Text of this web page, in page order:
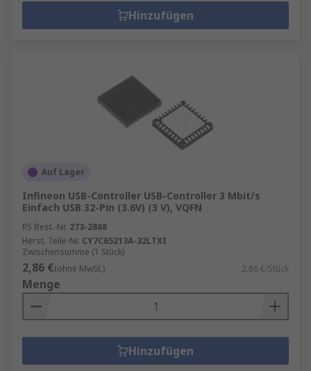
Hinzufügen
Auf Lager
Infineon USB-Controller USB-Controller 3 Mbit/s
Einfach USB 32-Pin (3.6V) (3 V), VQFN
RS Best.-Nr. 273-2868
Herst. Teile-Nr. CY7C65213A-32LTXI
Zwischensumme (1 Stück)
2,86 €(ohne MwSt.) 2,86 €/Stück
Menge
Hinzufügen